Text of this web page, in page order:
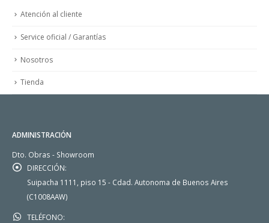
Atención al cliente
Service oficial / Garantías
Nosotros
Tienda
ADMINISTRACIÓN
Dto. Obras - Showroom
DIRECCIÓN:
Suipacha 1111, piso 15 - Cdad. Autonoma de Buenos Aires
(C1008AAW)
TELÉFONO: